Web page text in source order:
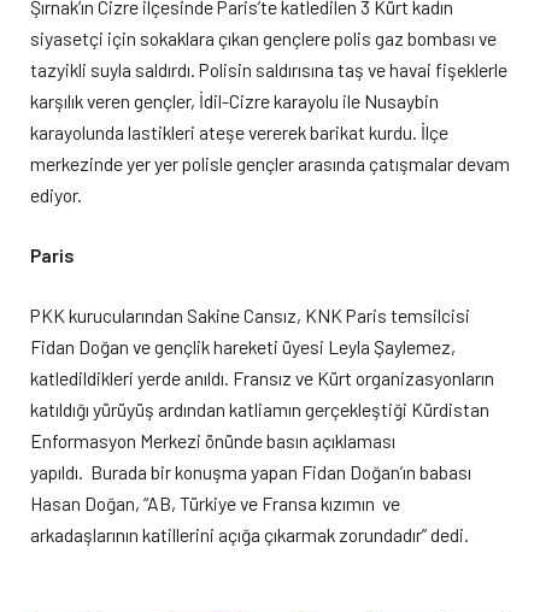
Şırnak’ın Cizre ilçesinde Paris’te katledilen 3 Kürt kadın
siyasetçi için sokaklara çıkan gençlere polis gaz bombası ve
tazyikli suyla saldırdı. Polisin saldırısına taş ve havai fişeklerle
karşılık veren gençler, İdil-Cizre karayolu ile Nusaybin
karayolunda lastikleri ateşe vererek barikat kurdu. İlçe
merkezinde yer yer polisle gençler arasında çatışmalar devam
ediyor.
Paris
PKK kurucularından Sakine Cansız, KNK Paris temsilcisi
Fidan Doğan ve gençlik hareketi üyesi Leyla Şaylemez,
katledildikleri yerde anıldı. Fransız ve Kürt organizasyonların
katıldığı yürüyüş ardından katliamın gerçekleştiği Kürdistan
Enformasyon Merkezi önünde basın açıklaması
yapıldı. Burada bir konuşma yapan Fidan Doğan’ın babası
Hasan Doğan, “AB, Türkiye ve Fransa kızımın ve
arkadaşlarının katillerini açığa çıkarmak zorundadır” dedi.